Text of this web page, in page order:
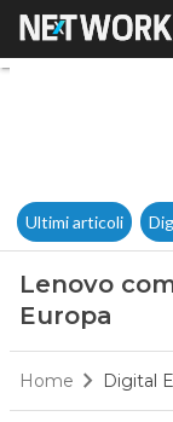
Ultimi articoli
Lenovo
Europa
Home Digital